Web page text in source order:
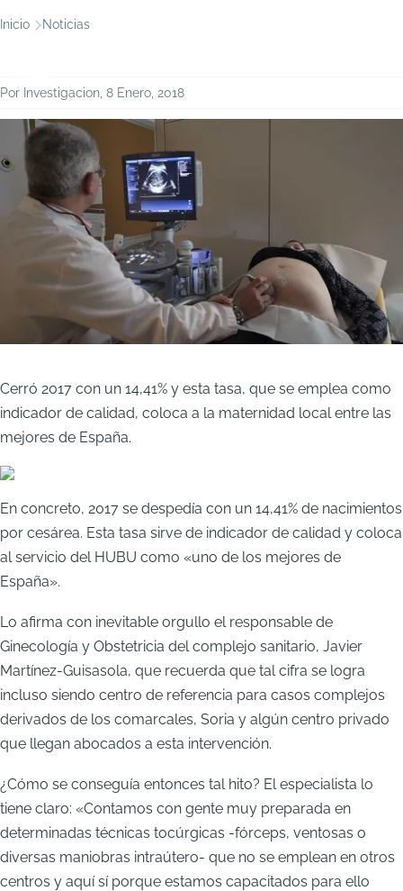
Ruta
navegación
Inicio Noticias
Por Investigacion , 8 Enero, 2018
Cerró 2017 con un 14,41% y esta tasa, que se emplea como
indicador de calidad, coloca a la maternidad local entre las
mejores de España.
En concreto, 2017 se despedía con un 14,41% de nacimientos
por cesárea. Esta tasa sirve de indicador de calidad y coloca
al servicio del HUBU como «uno de los mejores de
España».
Lo afirma con inevitable orgullo el responsable de
Ginecología y Obstetricia del complejo sanitario, Javier
Martínez-Guisasola, que recuerda que tal cifra se logra
incluso siendo centro de referencia para casos complejos
derivados de los comarcales, Soria y algún centro privado
que llegan abocados a esta intervención.
¿Cómo se conseguía entonces tal hito? El especialista lo
tiene claro: «Contamos con gente muy preparada en
determinadas técnicas tocúrgicas -fórceps, ventosas o
diversas maniobras intraútero- que no se emplean en otros
centros y aquí sí porque estamos capacitados para ello